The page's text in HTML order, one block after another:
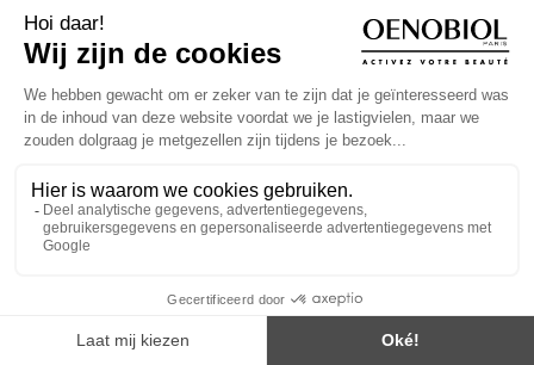
Voedingssupplement dat moet worden geconsumeerd als onderdeel van een gevarieerde,
evenwichtige voeding en een gezonde levensstijl. Aanbevolen dagelijkse dosis niet
overschrijden. Enkel voor volwassenen, buiten het bereik van kinderen houden.